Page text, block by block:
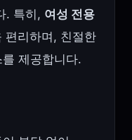
. 특히, 여성 전용
편리하며, 친절한
제공합니다.